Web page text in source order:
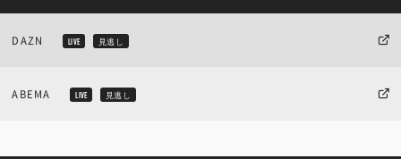
DAZN LIVE 見逃し
ABEMA LIVE 見逃し